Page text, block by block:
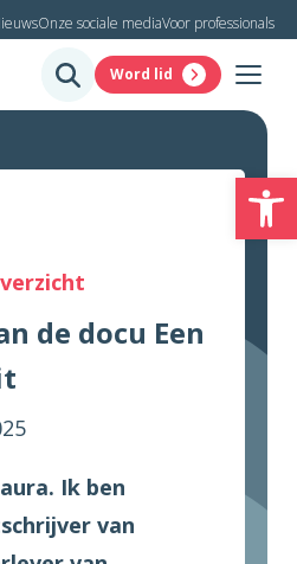
Onze sociale mediaVoor professionals
Word lid
de docu Een
Ik ben
van